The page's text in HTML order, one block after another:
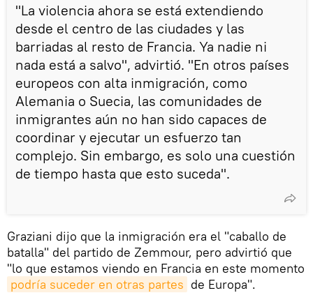
"La violencia ahora se está extendiendo
desde el centro de las ciudades y las
barriadas al resto de Francia. Ya nadie ni
nada está a salvo", advirtió. "En otros países
europeos con alta inmigración, como
Alemania o Suecia, las comunidades de
inmigrantes aún no han sido capaces de
coordinar y ejecutar un esfuerzo tan
complejo. Sin embargo, es solo una cuestión
de tiempo hasta que esto suceda".
Graziani dijo que la inmigración era el "caballo de
batalla" del partido de Zemmour, pero advirtió que
"lo que estamos viendo en Francia en este momento
podría suceder en otras partes de Europa".